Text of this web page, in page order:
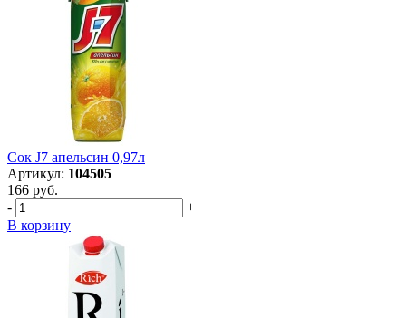
Сок J7 апельсин 0,97л
Артикул: 104505
166 руб.
-
+
В корзину